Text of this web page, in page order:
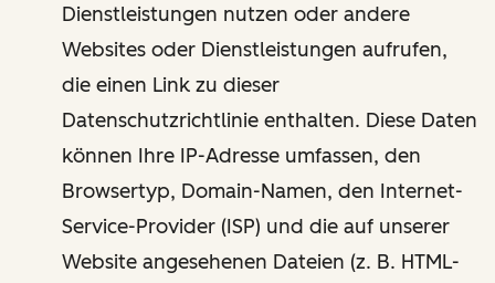
Dienstleistungen nutzen oder andere
Websites oder Dienstleistungen aufrufen,
die einen Link zu dieser
Datenschutzrichtlinie enthalten. Diese Daten
können Ihre IP-Adresse umfassen, den
Browsertyp, Domain-Namen, den Internet-
Service-Provider (ISP) und die auf unserer
Website angesehenen Dateien (z. B. HTML-